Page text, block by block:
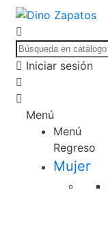
Iniciar sesión
Menú
Menú
Regreso
Mujer